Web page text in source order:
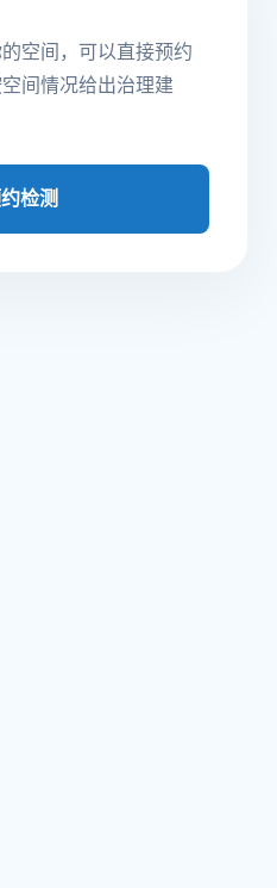
空间，可以直接预约
间情况给出治理建
检测